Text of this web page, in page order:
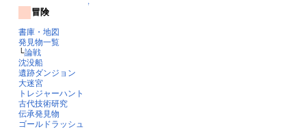
↑
冒険
書庫・地図
発見物一覧
└論戦
沈没船
遺跡ダンジョン
大迷宮
トレジャーハント
古代技術研究
伝承発見物
ゴールドラッシュ